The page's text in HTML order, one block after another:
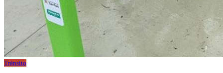
Trânsito